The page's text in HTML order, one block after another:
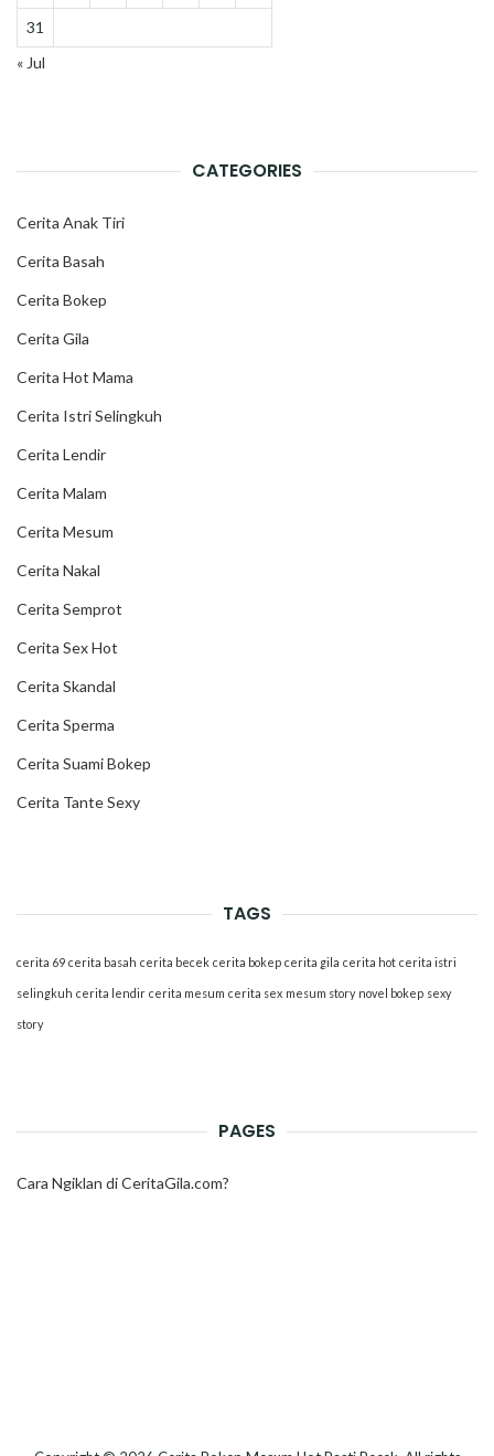
31
« Jul
CATEGORIES
Cerita Anak Tiri
Cerita Basah
Cerita Bokep
Cerita Gila
Cerita Hot Mama
Cerita Istri Selingkuh
Cerita Lendir
Cerita Malam
Cerita Mesum
Cerita Nakal
Cerita Semprot
Cerita Sex Hot
Cerita Skandal
Cerita Sperma
Cerita Suami Bokep
Cerita Tante Sexy
TAGS
cerita 69 cerita basah cerita becek cerita bokep cerita gila cerita hot cerita istri
selingkuh cerita lendir cerita mesum cerita sex mesum story novel bokep sexy
story
PAGES
Cara Ngiklan di CeritaGila.com?